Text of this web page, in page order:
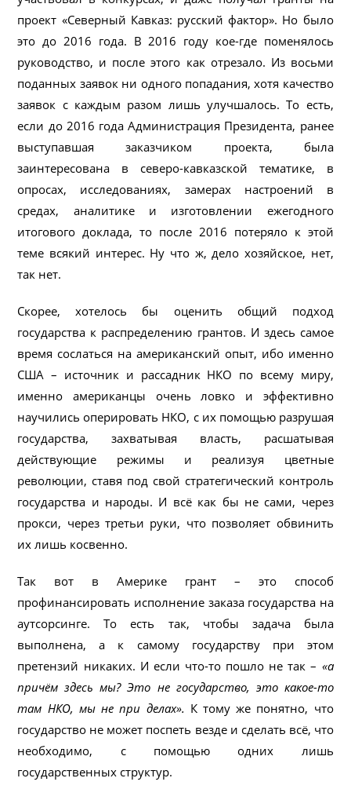
проект «Северный Кавказ: русский фактор». Но было
это до 2016 года. В 2016 году кое-где поменялось
руководство, и после этого как отрезало. Из восьми
поданных заявок ни одного попадания, хотя качество
заявок с каждым разом лишь улучшалось. То есть,
если до 2016 года Администрация Президента, ранее
выступавшая заказчиком проекта, была
заинтересована в северо-кавказской тематике, в
опросах, исследованиях, замерах настроений в
средах, аналитике и изготовлении ежегодного
итогового доклада, то после 2016 потеряло к этой
теме всякий интерес. Ну что ж, дело хозяйское, нет,
так нет.
Скорее, хотелось бы оценить общий подход
государства к распределению грантов. И здесь самое
время сослаться на американский опыт, ибо именно
США – источник и рассадник НКО по всему миру,
именно американцы очень ловко и эффективно
научились оперировать НКО, с их помощью разрушая
государства, захватывая власть, расшатывая
действующие режимы и реализуя цветные
революции, ставя под свой стратегический контроль
государства и народы. И всё как бы не сами, через
прокси, через третьи руки, что позволяет обвинить
их лишь косвенно.
Так вот в Америке грант – это способ
профинансировать исполнение заказа государства на
аутсорсинге. То есть так, чтобы задача была
выполнена, а к самому государству при этом
претензий никаких. И если что-то пошло не так – «а
причём здесь мы? Это не государство, это какое-то
там НКО, мы не при делах». К тому же понятно, что
государство не может поспеть везде и сделать всё, что
необходимо, с помощью одних лишь
государственных структур.